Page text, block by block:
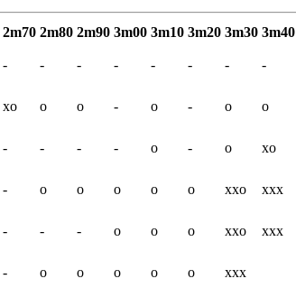
2m70 2m80 2m90 3m00 3m10 3m20 3m30 3m40
- - - - - - - -
xo o o - o - o o
- - - - o - o xo
- o o o o o xxo xxx
- - - o o o xxo xxx
- o o o o o xxx